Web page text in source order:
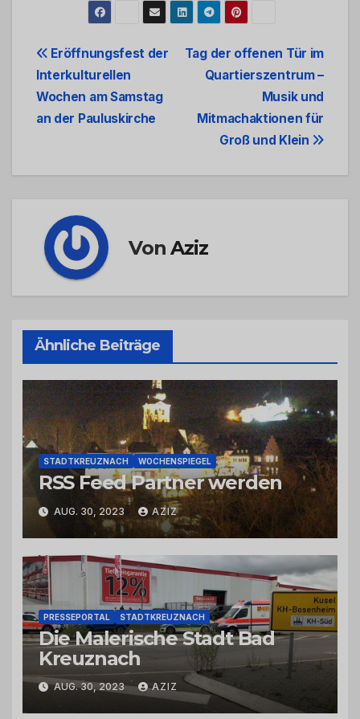
Beitrags-
Navigation
Tag der offenen Tür im
Quartierszentrum –
Musik und
Mitmachaktionen für
Groß und Klein
Eröffnungsfest der
Interkulturellen
Wochen am Samstag
an der Pauluskirche
VonAziz
Ähnliche Beiträge
STADTKREUZNACH WOCHENSPIEGEL
RSS Feed Partner werden
AUG. 30, 2023 AZIZ
PRESSEPORTAL STADTKREUZNACH
Die Malerische Stadt Bad
Kreuznach
AUG. 30, 2023 AZIZ